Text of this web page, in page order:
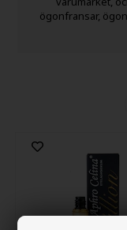
ögonfransar,